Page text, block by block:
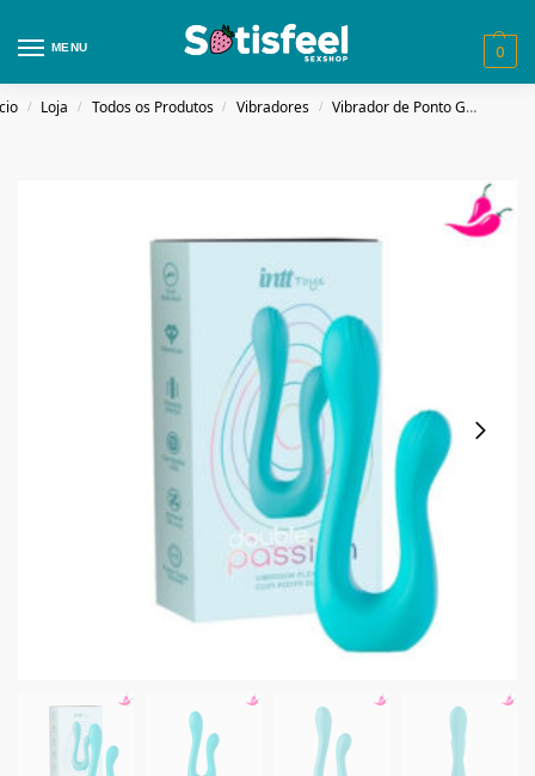
MENU 0
/ Loja / Todos os Produtos / Vibradores / Vibrador de Ponto G